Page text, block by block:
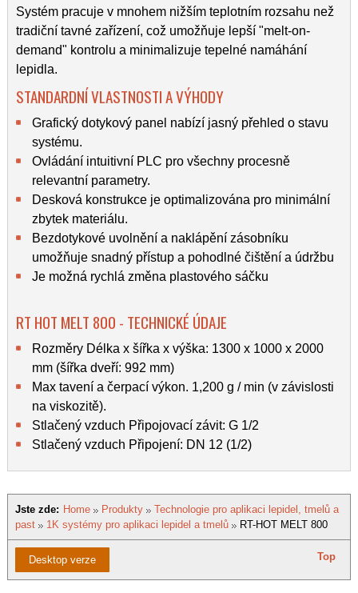
Systém pracuje v mnohem nižším teplotním rozsahu než
tradiční tavné zařízení, což umožňuje lepší "melt-on-
demand" kontrolu a minimalizuje tepelné namáhání
lepidla.
STANDARDNÍ VLASTNOSTI A VÝHODY
Grafický dotykový panel nabízí jasný přehled o stavu
systému.
Ovládání intuitivní PLC pro všechny procesně
relevantní parametry.
Desková konstrukce je optimalizována pro minimální
zbytek materiálu.
Bezdotykové uvolnění a naklápění zásobníku
umožňuje snadný přístup a pohodlné čištění a údržbu
Je možná rychlá změna plastového sáčku
RT HOT MELT 800 - TECHNICKÉ ÚDAJE
Rozměry Délka x šířka x výška: 1300 x 1000 x 2000
mm (šířka dveří: 992 mm)
Max tavení a čerpací výkon. 1,200 g / min (v závislosti
na viskozitě).
Stlačený vzduch Připojovací závit: G 1/2
Stlačený vzduch Připojení: DN 12 (1/2)
Jste zde: Home Produkty
Technologie pro aplikaci lepidel, tmelů a
past
1K systémy pro aplikaci lepidel a tmelů RT-HOT MELT 800
Desktop verze Top